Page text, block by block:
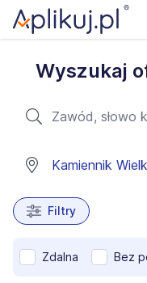
Wyszukaj
Filtry
Zdalna Bez